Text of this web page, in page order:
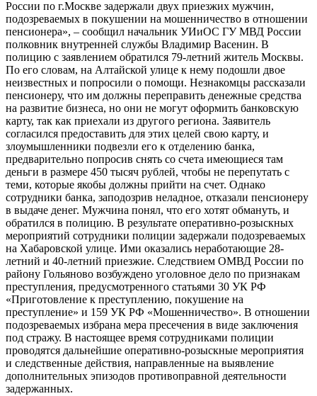
России по г.Москве задержали двух приезжих мужчин,
подозреваемых в покушении на мошенничество в отношении
пенсионера», – сообщил начальник УИиОС ГУ МВД России
полковник внутренней службы Владимир Васенин. В
полицию с заявлением обратился 79-летний житель Москвы.
По его словам, на Алтайской улице к нему подошли двое
неизвестных и попросили о помощи. Незнакомцы рассказали
пенсионеру, что им должны переправить денежные средства
на развитие бизнеса, но они не могут оформить банковскую
карту, так как приехали из другого региона. Заявитель
согласился предоставить для этих целей свою карту, и
злоумышленники подвезли его к отделению банка,
предварительно попросив снять со счета имеющиеся там
деньги в размере 450 тысяч рублей, чтобы не перепутать с
теми, которые якобы должны прийти на счет. Однако
сотрудники банка, заподозрив неладное, отказали пенсионеру
в выдаче денег. Мужчина понял, что его хотят обмануть, и
обратился в полицию. В результате оперативно-розыскных
мероприятий сотрудники полиции задержали подозреваемых
на Хабаровской улице. Ими оказались неработающие 28-
летний и 40-летний приезжие. Следствием ОМВД России по
району Гольяново возбуждено уголовное дело по признакам
преступления, предусмотренного статьями 30 УК РФ
«Приготовление к преступлению, покушение на
преступление» и 159 УК РФ «Мошенничество». В отношении
подозреваемых избрана мера пресечения в виде заключения
под стражу. В настоящее время сотрудниками полиции
проводятся дальнейшие оперативно-розыскные мероприятия
и следственные действия, направленные на выявление
дополнительных эпизодов противоправной деятельности
задержанных.